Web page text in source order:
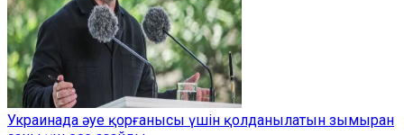
Украинада әуе қорғанысы үшін қолданылатын зымыран